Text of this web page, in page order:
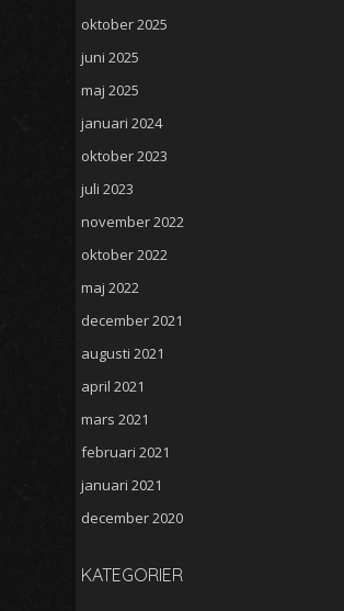
oktober 2025
juni 2025
maj 2025
januari 2024
oktober 2023
juli 2023
november 2022
oktober 2022
maj 2022
december 2021
augusti 2021
april 2021
mars 2021
februari 2021
januari 2021
december 2020
KATEGORIER